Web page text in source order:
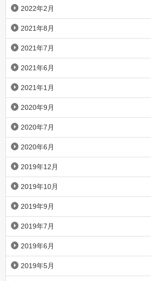
2022年2月
2021年8月
2021年7月
2021年6月
2021年1月
2020年9月
2020年7月
2020年6月
2019年12月
2019年10月
2019年9月
2019年7月
2019年6月
2019年5月